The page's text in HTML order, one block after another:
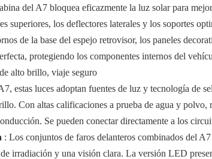
del A7 bloquea eficazmente la luz solar para
superiores, los deflectores laterales y los soportes
de la base del espejo retrovisor, los paneles
protegiendo los componentes internos del
alto brillo, viaje seguro
estas luces adoptan fuentes de luz y tecnología de
Con altas calificaciones a prueba de agua y
Se pueden conectar directamente a los
: Los conjuntos de faros delanteros combinados del
irradiación y una visión clara. La versión LED